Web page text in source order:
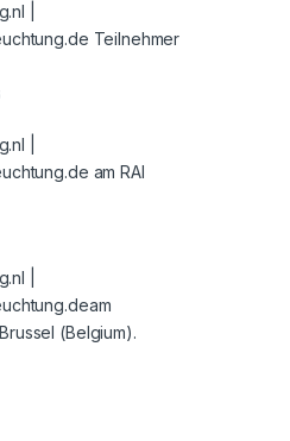
|
Teilnehmer
|
am RAI
|
(Belgium).